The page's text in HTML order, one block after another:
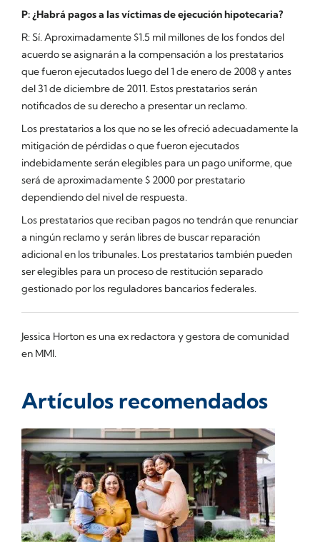
P: ¿Habrá pagos a las víctimas de ejecución hipotecaria?
R: Sí. Aproximadamente $1.5 mil millones de los fondos del
acuerdo se asignarán a la compensación a los prestatarios
que fueron ejecutados luego del 1 de enero de 2008 y antes
del 31 de diciembre de 2011. Estos prestatarios serán
notificados de su derecho a presentar un reclamo.
Los prestatarios a los que no se les ofreció adecuadamente la
mitigación de pérdidas o que fueron ejecutados
indebidamente serán elegibles para un pago uniforme, que
será de aproximadamente $ 2000 por prestatario
dependiendo del nivel de respuesta.
Los prestatarios que reciban pagos no tendrán que renunciar
a ningún reclamo y serán libres de buscar reparación
adicional en los tribunales. Los prestatarios también pueden
ser elegibles para un proceso de restitución separado
gestionado por los reguladores bancarios federales.
Jessica Horton es una ex redactora y gestora de comunidad
en MMI.
Artículos recomendados